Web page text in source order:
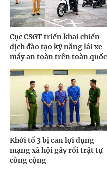
Cục CSGT triển khai chiến
dịch đào tạo kỹ năng lái xe
máy an toàn trên toàn quốc
Khởi tố 3 bị can lợi dụng
mạng xã hội gây rối trật tự
công cộng